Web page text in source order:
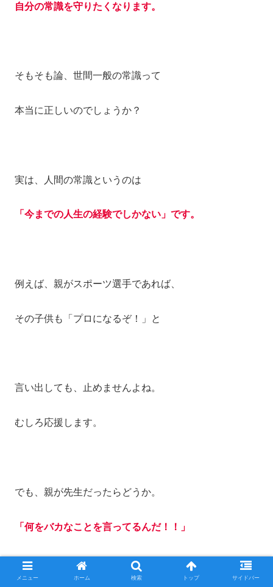
自分の常識を守りたくなります。
そもそも論、世間一般の常識って
本当に正しいのでしょうか？
実は、人間の常識というのは
「今までの人生の経験でしかない」です。
例えば、親がスポーツ選手であれば、
その子供も「プロになるぞ！」と
言い出しても、止めませんよね。
むしろ応援します。
でも、親が先生だったらどうか。
「何をバカなことを言ってるんだ！！」
メニュー ホーム 検索 トップ サイドバー